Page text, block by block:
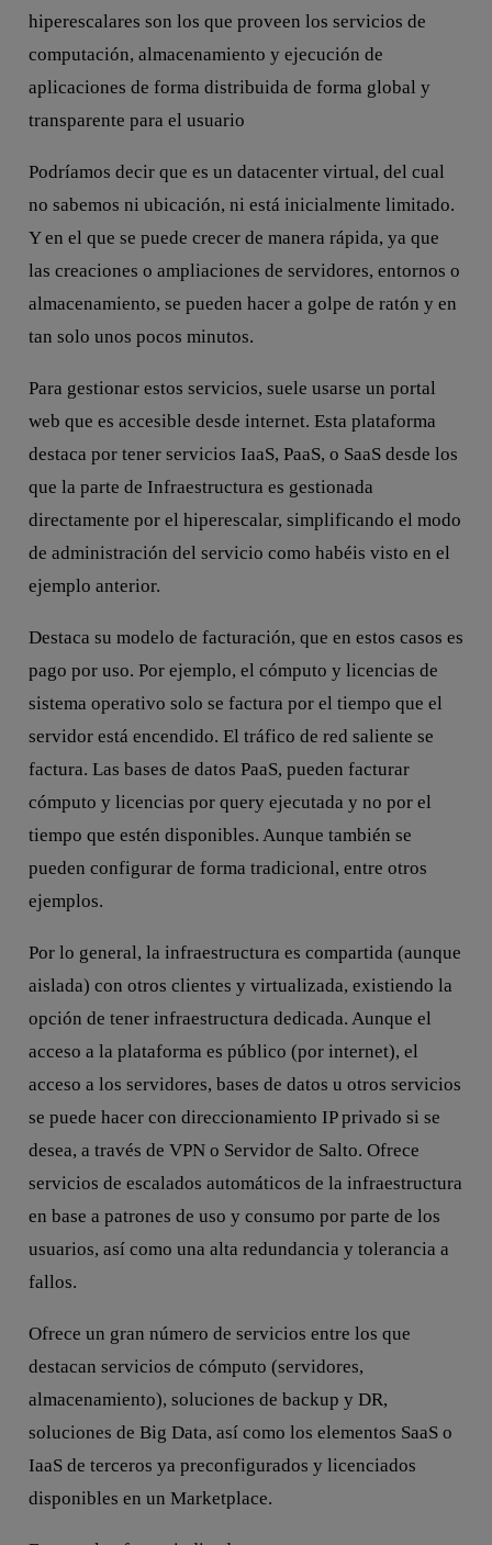
hiperescalares son los que proveen los servicios de
computación, almacenamiento y ejecución de
aplicaciones de forma distribuida de forma global y
transparente para el usuario
Podríamos decir que es un datacenter virtual, del cual
no sabemos ni ubicación, ni está inicialmente limitado.
Y en el que se puede crecer de manera rápida, ya que
las creaciones o ampliaciones de servidores, entornos o
almacenamiento, se pueden hacer a golpe de ratón y en
tan solo unos pocos minutos.
Para gestionar estos servicios, suele usarse un portal
web que es accesible desde internet. Esta plataforma
destaca por tener servicios IaaS, PaaS, o SaaS desde los
que la parte de Infraestructura es gestionada
directamente por el hiperescalar, simplificando el modo
de administración del servicio como habéis visto en el
ejemplo anterior.
Destaca su modelo de facturación, que en estos casos es
pago por uso. Por ejemplo, el cómputo y licencias de
sistema operativo solo se factura por el tiempo que el
servidor está encendido. El tráfico de red saliente se
factura. Las bases de datos PaaS, pueden facturar
cómputo y licencias por query ejecutada y no por el
tiempo que estén disponibles. Aunque también se
pueden configurar de forma tradicional, entre otros
ejemplos.
Por lo general, la infraestructura es compartida (aunque
aislada) con otros clientes y virtualizada, existiendo la
opción de tener infraestructura dedicada. Aunque el
acceso a la plataforma es público (por internet), el
acceso a los servidores, bases de datos u otros servicios
se puede hacer con direccionamiento IP privado si se
desea, a través de VPN o Servidor de Salto. Ofrece
servicios de escalados automáticos de la infraestructura
en base a patrones de uso y consumo por parte de los
usuarios, así como una alta redundancia y tolerancia a
fallos.
Ofrece un gran número de servicios entre los que
destacan servicios de cómputo (servidores,
almacenamiento), soluciones de backup y DR,
soluciones de Big Data, así como los elementos SaaS o
IaaS de terceros ya preconfigurados y licenciados
disponibles en un Marketplace.